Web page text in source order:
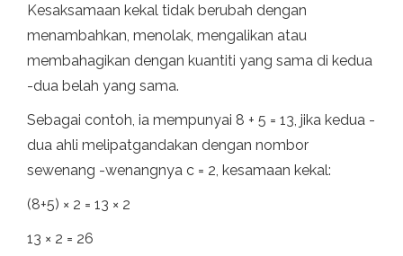
Kesaksamaan kekal tidak berubah dengan
menambahkan, menolak, mengalikan atau
membahagikan dengan kuantiti yang sama di kedua
-dua belah yang sama.
Sebagai contoh, ia mempunyai 8 + 5 = 13, jika kedua -
dua ahli melipatgandakan dengan nombor
sewenang -wenangnya c = 2, kesamaan kekal:
(8+5) × 2 = 13 × 2
13 × 2 = 26